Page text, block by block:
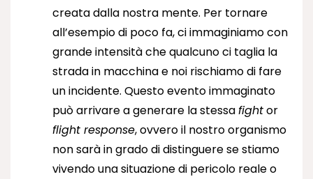
creata dalla nostra mente. Per tornare
all’esempio di poco fa, ci immaginiamo con
grande intensità che qualcuno ci taglia la
strada in macchina e noi rischiamo di fare
un incidente. Questo evento immaginato
può arrivare a generare la stessafightor
flight response, ovvero il nostro organismo
non sarà in grado di distinguere se stiamo
vivendo una situazione di pericolo reale o